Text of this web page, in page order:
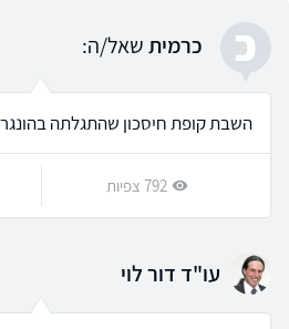
כ כרמיתשאל/ה:
השבת קופת חיסכון שהתגלתה
792 צפיות
עו"ד דור לוי